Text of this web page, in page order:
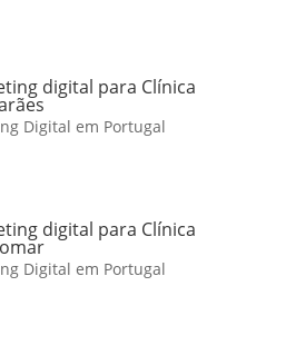
digital para Clínica
Digital em Portugal
digital para Clínica
Digital em Portugal